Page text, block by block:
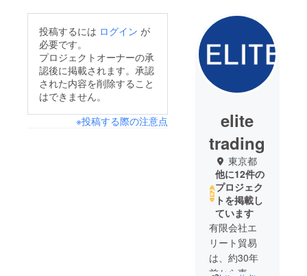
投稿するには ログイン が
必要です。
プロジェクトオーナーの承
認後に掲載されます。承認
された内容を削除すること
はできません。
※投稿する際の注意点
elite
trading
東京都
他に12件の
プロジェク
トを掲載し
ています
有限会社エ
リート貿易
は、約30年
前から東